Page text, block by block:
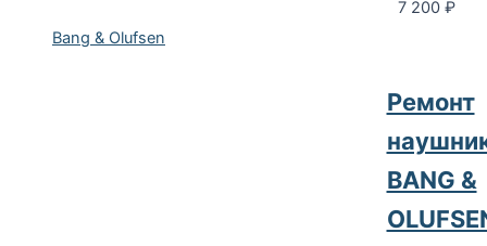
Bang & Olufsen
7 200 ₽
Ремонт
BANG &